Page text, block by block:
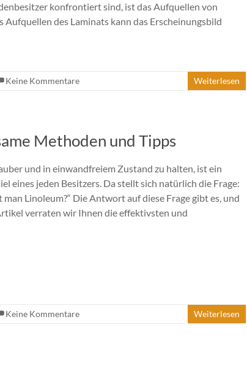
konfrontiert sind, ist das Aufquellen von
Aufquellen des Laminats kann das Erscheinungsbild
Keine Kommentare Weiterlesen
Methoden und Tipps
und in einwandfreiem Zustand zu halten, ist ein
eines jeden Besitzers. Da stellt sich natürlich die Frage:
man Linoleum?“ Die Antwort auf diese Frage gibt es, und
verraten wir Ihnen die effektivsten und
Keine Kommentare Weiterlesen